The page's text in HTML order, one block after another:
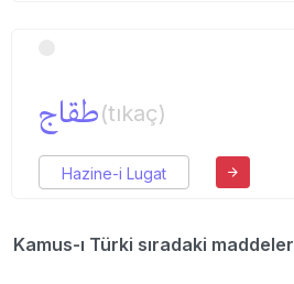
طقاج(tıkaç)
Hazine-i Lugat
Kamus-ı Türki sıradaki maddeler